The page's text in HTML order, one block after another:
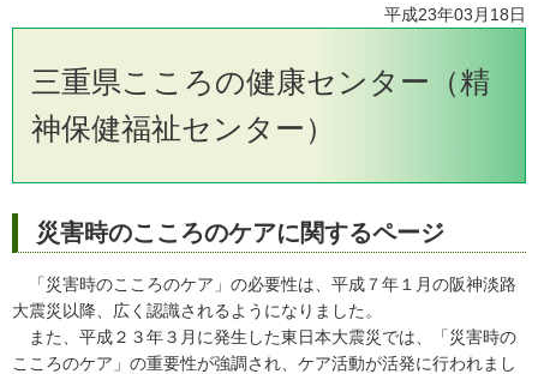
平成23年03月18日
三重県こころの健康センター（精
神保健福祉センター）
災害時のこころのケアに関するページ
「災害時のこころのケア」の必要性は、平成７年１月の阪神淡路
大震災以降、広く認識されるようになりました。
また、平成２３年３月に発生した東日本大震災では、「災害時の
こころのケア」の重要性が強調され、ケア活動が活発に行われまし